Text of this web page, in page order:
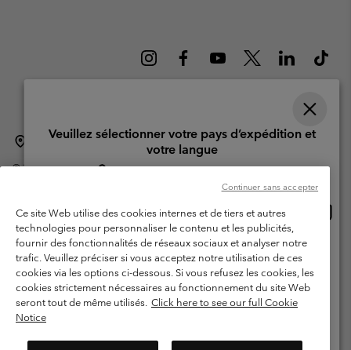
Suisse (français) | English ›| Deutsch › | italiano ›
©2026Columbia Sportswear Company. Avenue des Morgines, 12 1213
Garanties Légales
Politique de confidentialité
Conditions d'utilisation - Membres
Conditions D'utilisation - Contenu généré par l'utilisateur
Impressum
Cookies
Ce site Web utilise des cookies internes et de tiers et autres
technologies pour personnaliser le contenu et les publicités,
fournir des fonctionnalités de réseaux sociaux et analyser notre
trafic. Veuillez préciser si vous acceptez notre utilisation de ces
cookies via les options ci-dessous. Si vous refusez les cookies, les
cookies strictement nécessaires au fonctionnement du site Web
seront tout de même utilisés. Click here to see our full Cookie
Notice
Continuer sans accepter
Veuillez sélectionner votre pays d’expédition et
votre langue
United States
Switzerland-English
Switzerland-Deutsch